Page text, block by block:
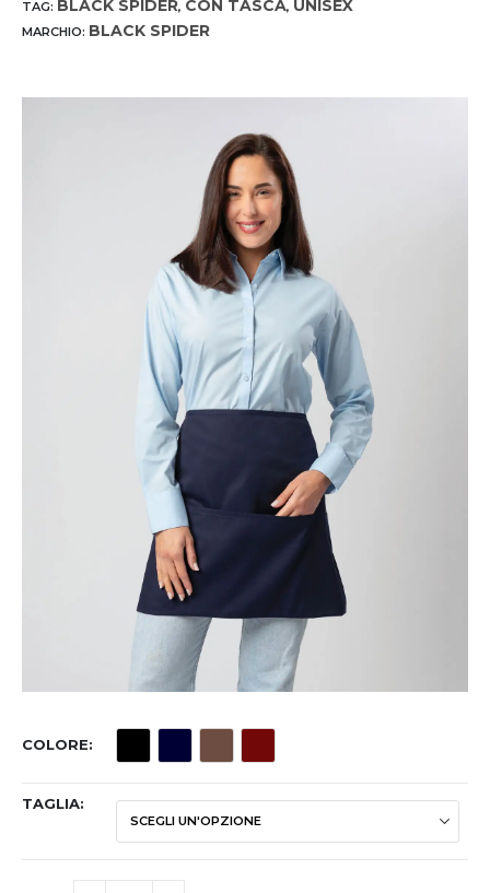
TAG: BLACK SPIDER, CON TASCA, UNISEX
MARCHIO: BLACK SPIDER
COLORE
TAGLIA